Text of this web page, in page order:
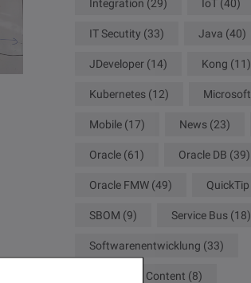
Integration (29) IoT (40)
IT Secutity (33) Java (40)
JDeveloper (14) Kong (11)
Kubernetes (12) Microsoft
Mobile (17) News (23)
Oracle (61) Oracle DB (39)
Oracle FMW (49) QuickTip
SBOM (9) Service Bus (18)
Softwarenentwicklung (33)
WebCenter Content (8)